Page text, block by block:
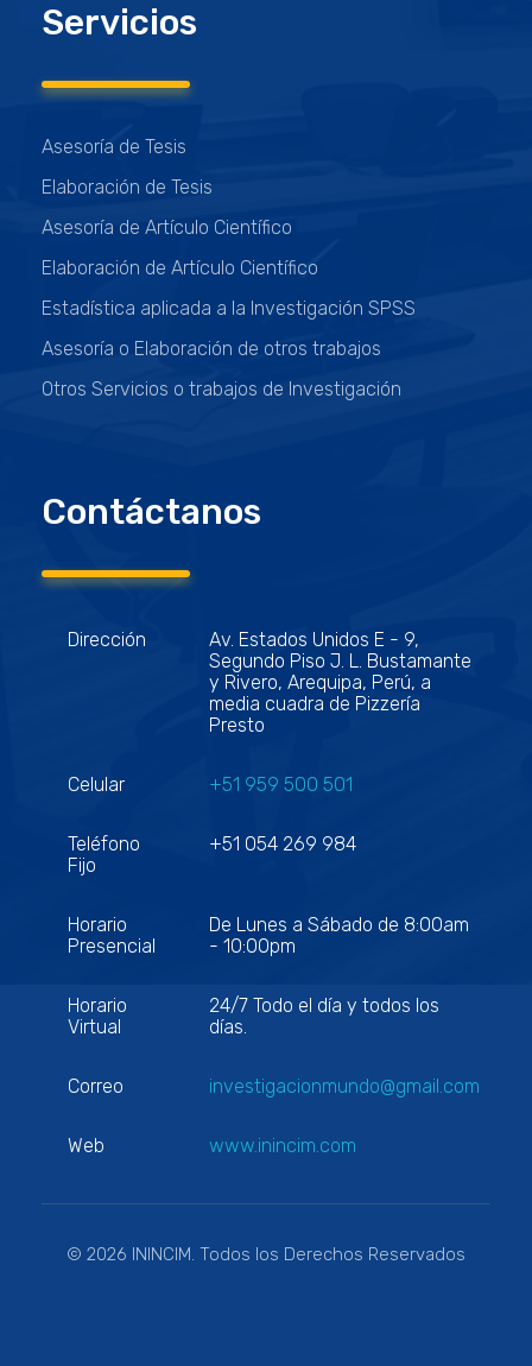
Servicios
Asesoría de Tesis
Elaboración de Tesis
Asesoría de Artículo Científico
Elaboración de Artículo Científico
Estadística aplicada a la Investigación SPSS
Asesoría o Elaboración de otros trabajos
Otros Servicios o trabajos de Investigación
Contáctanos
Dirección
Av. Estados Unidos E - 9,
Segundo Piso J. L. Bustamante
y Rivero, Arequipa, Perú, a
media cuadra de Pizzería
Presto
Celular +51 959 500 501
Teléfono
Fijo
+51 054 269 984
Horario
Presencial
De Lunes a Sábado de 8:00am
- 10:00pm
Horario
Virtual
24/7 Todo el día y todos los
días.
Correo investigacionmundo@gmail.com
Web www.inincim.com
© 2026 ININCIM. Todos los Derechos Reservados